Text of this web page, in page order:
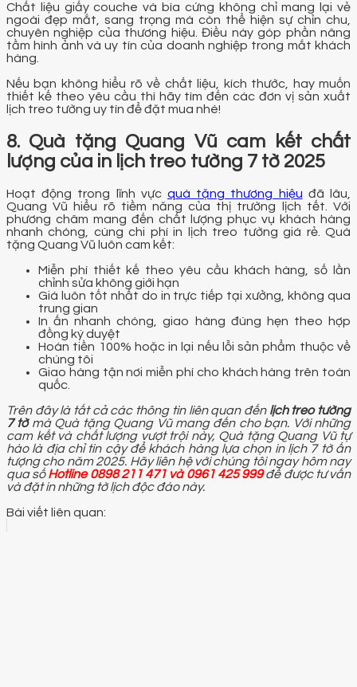
Chất liệu giấy couche và bìa cứng không chỉ mang lại vẻ
ngoài đẹp mắt, sang trọng mà còn thể hiện sự chỉn chu,
chuyên nghiệp của thương hiệu. Điều này góp phần nâng
tầm hình ảnh và uy tín của doanh nghiệp trong mắt khách
hàng.
Nếu bạn không hiểu rõ về chất liệu, kích thước, hay muốn
thiết kế theo yêu cầu thì hãy tìm đến các đơn vị sản xuất
lịch treo tường uy tín để đặt mua nhé!
8. Quà tặng Quang Vũ cam kết chất
lượng của in lịch treo tường 7 tờ 2025
Hoạt động trong lĩnh vực quà tặng thương hiệu đã lâu,
Quang Vũ hiểu rõ tiềm năng của thị trường lịch tết. Với
phương châm mang đến chất lượng phục vụ khách hàng
nhanh chóng, cùng chi phí in lịch treo tường giá rẻ. Quà
tặng Quang Vũ luôn cam kết:
Miễn phí thiết kế theo yêu cầu khách hàng, số lần
chỉnh sửa không giới hạn
Giá luôn tốt nhất do in trực tiếp tại xưởng, không qua
trung gian
In ấn nhanh chóng, giao hàng đúng hẹn theo hợp
đồng ký duyệt
Hoàn tiền 100% hoặc in lại nếu lỗi sản phẩm thuộc về
chúng tôi
Giao hàng tận nơi miễn phí cho khách hàng trên toàn
quốc.
Trên đây là tất cả các thông tin liên quan đếnlịch treo tường
7 tờmà Quà tặng Quang Vũ mang đến cho bạn. Với những
cam kết và chất lượng vượt trội này, Quà tặng Quang Vũ tự
hào là địa chỉ tin cậy để khách hàng lựa chọn in lịch 7 tờ ấn
tượng cho năm 2025. Hãy liên hệ với chúng tôi ngay hôm nay
qua sốHotline 0898 211 471 và 0961 425 999để được tư vấn
và đặt in những tờ lịch độc đáo này.
Bài viết liên quan: